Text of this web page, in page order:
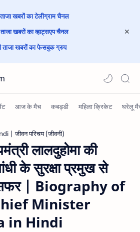
खबरों का टेलीग्राम चैनल
खबरों का व्हाट्सएप चैनल
खबरों का फेसबुक ग्रुप
| जीवन परिचय (जीवनी)
लालदुहोमा की
के सुरक्षा प्रमुख से
| Biography of
Minister
in Hindi